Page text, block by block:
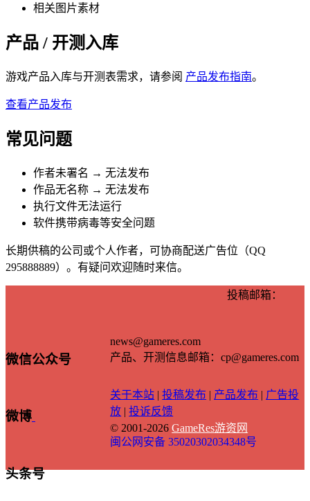
相关图片素材
产品 / 开测入库
游戏产品入库与开测表需求，请参阅 产品发布指南。
查看产品发布
常见问题
作者未署名 → 无法发布
作品无名称 → 无法发布
执行文件无法运行
软件携带病毒等安全问题
长期供稿的公司或个人作者，可协商配送广告位（QQ
295888889）。有疑问欢迎随时来信。
微信公众号
微博
头条号
投稿邮箱：
news@gameres.com
产品、开测信息邮箱：cp@gameres.com
关于本站 |投稿发布 | 产品发布 | 广告投
放 |投诉反馈
© 2001-2026GameRes游资网
闽公网安备 35020302034348号